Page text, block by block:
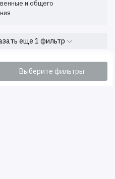
и общего
еще 1 фильтр
Выберите фильтры